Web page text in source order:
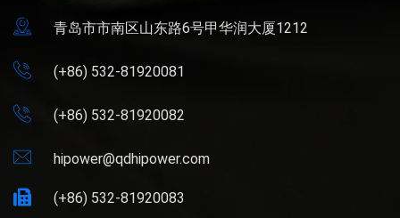
青岛市市南区山东路6号甲华润大厦1212
(+86) 532-81920081
(+86) 532-81920082
hipower@qdhipower.com
(+86) 532-81920083